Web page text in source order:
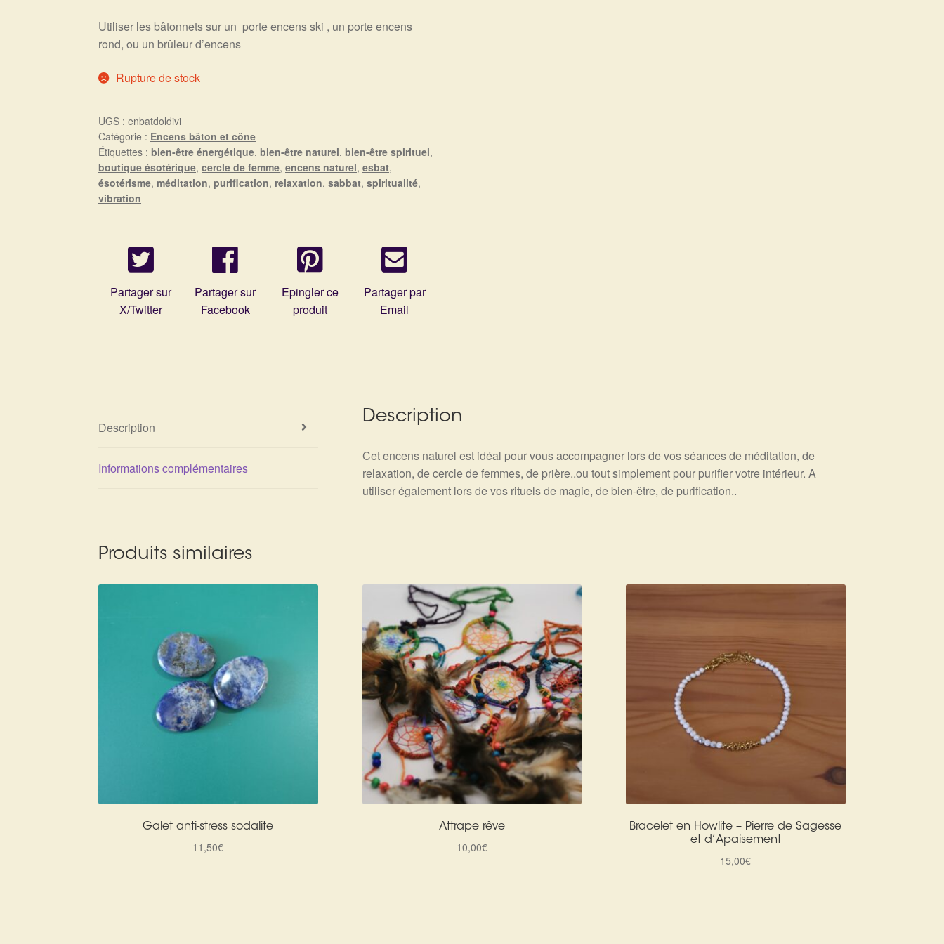
Utiliser les bâtonnets sur un porte encens ski , un porte encens
rond, ou un brûleur d’encens
Rupture de stock
UGS :enbatdoldivi
Catégorie : Encens bâton et cône
Étiquettes :bien-être énergétique,bien-être naturel,bien-être spirituel,
boutique ésotérique,cercle de femme,encens naturel,esbat,
ésotérisme, méditation,purification, relaxation,sabbat,spiritualité,
vibration
Partager sur
X/Twitter
Partager sur
Facebook
Epingler ce
produit
Partager par
Email
Description
Informations complémentaires
Description
Cet encens naturel est idéal pour vous accompagner lors de vos séances de méditation, de
relaxation, de cercle de femmes, de prière..ou tout simplement pour purifier votre intérieur. A
utiliser également lors de vos rituels de magie, de bien-être, de purification..
Produits similaires
Galet anti-stress sodalite
11,50€
Attrape rêve
10,00€
Bracelet en Howlite – Pierre de Sagesse
et d’Apaisement
15,00€